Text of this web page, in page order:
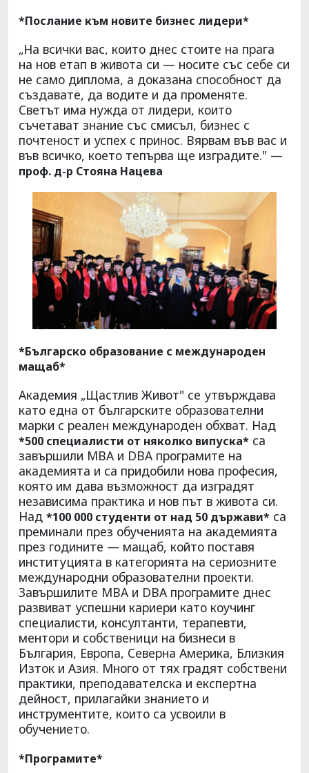
*Послание към новите бизнес лидери*
„На всички вас, които днес стоите на прага
на нов етап в живота си — носите със себе си
не само диплома, а доказана способност да
създавате, да водите и да променяте.
Светът има нужда от лидери, които
съчетават знание със смисъл, бизнес с
почтеност и успех с принос. Вярвам във вас и
във всичко, което тепърва ще изградите." —
проф. д-р Стояна Нацева
*Българско образование с международен
мащаб*
Академия „Щастлив Живот" се утвърждава
като една от българските образователни
марки с реален международен обхват. Над
*500 специалисти от няколко випуска* са
завършили MBA и DBA програмите на
академията и са придобили нова професия,
която им дава възможност да изградят
независима практика и нов път в живота си.
Над *100 000 студенти от над 50 държави* са
преминали през обученията на академията
през годините — мащаб, който поставя
институцията в категорията на сериозните
международни образователни проекти.
Завършилите MBA и DBA програмите днес
развиват успешни кариери като коучинг
специалисти, консултанти, терапевти,
ментори и собственици на бизнеси в
България, Европа, Северна Америка, Близкия
Изток и Азия. Много от тях градят собствени
практики, преподавателска и експертна
дейност, прилагайки знанието и
инструментите, които са усвоили в
обучението.
*Програмите*